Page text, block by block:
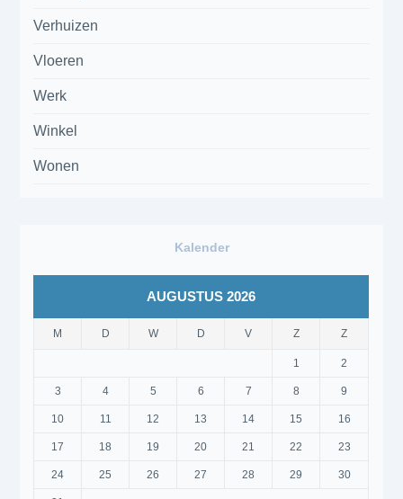
Verhuizen
Vloeren
Werk
Winkel
Wonen
Kalender
AUGUSTUS 2026
M D W D V Z Z
1 2
3 4 5 6 7 8 9
10 11 12 13 14 15 16
17 18 19 20 21 22 23
24 25 26 27 28 29 30